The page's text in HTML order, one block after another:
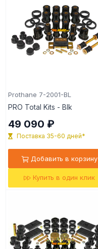
Prothane 7-2001-BL
PRO Total Kits - Blk
49 090 ₽
Поставка 35-60 дней*
Добавить в корзину
Купить в один клик